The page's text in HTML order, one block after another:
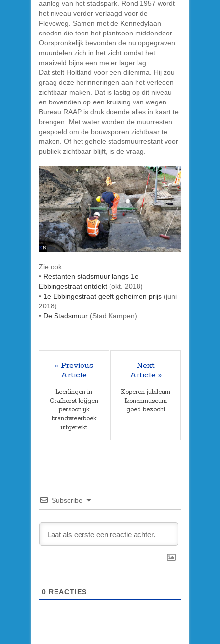
aanleg van het stadspark. Rond 1957 wordt
het niveau verder verlaagd voor de
Flevoweg. Samen met de Kennedylaan
sneden die toen het plantsoen middendoor.
Oorspronkelijk bevonden de nu opgegraven
muurdelen zich in het zicht omdat het
maaiveld bijna een meter lager lag.
Dat stelt Holtland voor een dilemma. Hij zou
graag deze herinneringen aan het verleden
zichtbaar maken. Dat is lastig op dit niveau
en bovendien op een kruising van wegen.
Bureau RAAP is druk doende alles in kaart te
brengen. Met water worden de muurresten
gespoeld om de bouwsporen zichtbaar te
maken. Of het gehele stadsmuurrestant voor
publiek zichtbaar blijft, is de vraag.
Zie ook:
• Restanten stadsmuur langs 1e
Ebbingestraat ontdekt (okt. 2018)
• 1e Ebbingestraat geeft geheimen prijs (juni
2018)
• De Stadsmuur (Stad Kampen)
« Previous
Article
Leerlingen in
Grafhorst krijgen
persoonlijk
brandweerboek
uitgereikt
Next
Article »
Koperen jubileum
Ikonenmuseum
goed bezocht
Subscribe
0 REACTIES